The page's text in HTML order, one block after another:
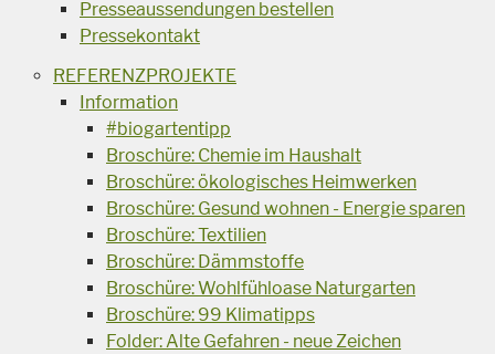
Presseaussendungen bestellen
Pressekontakt
REFERENZPROJEKTE
Information
#biogartentipp
Broschüre: Chemie im Haushalt
Broschüre: ökologisches Heimwerken
Broschüre: Gesund wohnen - Energie sparen
Broschüre: Textilien
Broschüre: Dämmstoffe
Broschüre: Wohlfühloase Naturgarten
Broschüre: 99 Klimatipps
Folder: Alte Gefahren - neue Zeichen